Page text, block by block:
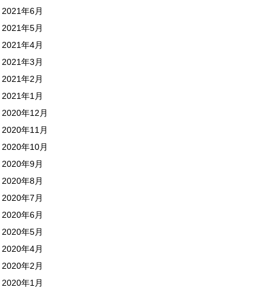
2021年6月
2021年5月
2021年4月
2021年3月
2021年2月
2021年1月
2020年12月
2020年11月
2020年10月
2020年9月
2020年8月
2020年7月
2020年6月
2020年5月
2020年4月
2020年2月
2020年1月